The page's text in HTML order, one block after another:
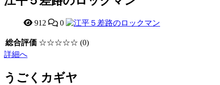
912 0
総合評価 ☆☆☆☆☆ (0)
詳細へ
うごくカギヤ